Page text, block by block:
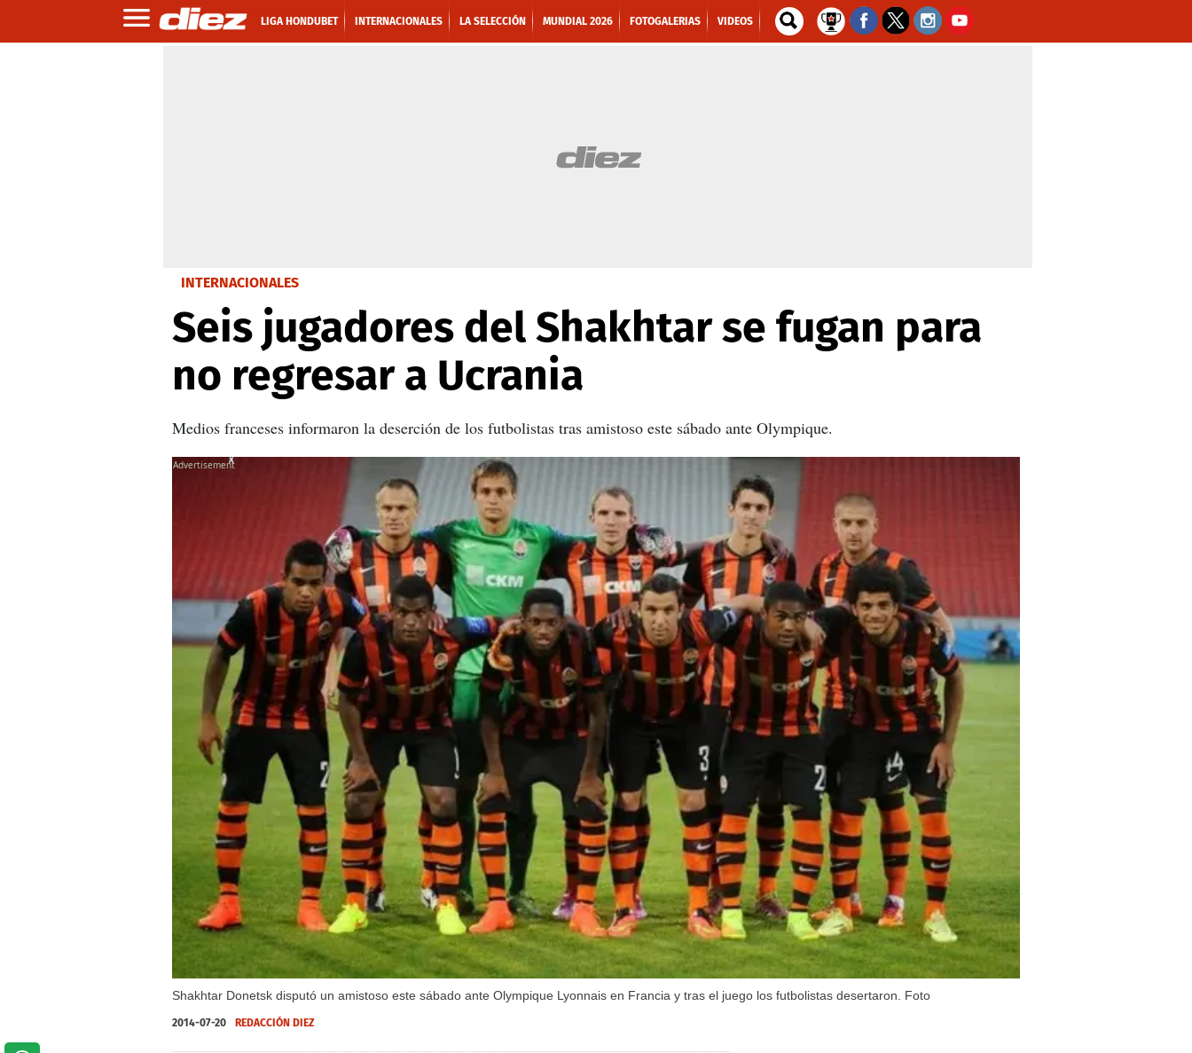
LIGA HONDUBET INTERNACIONALES LA SELECCIÓN MUNDIAL 2026 FOTOGALERIAS VIDEOS
INTERNACIONALES
Seis jugadores del Shakhtar se fugan para
no regresar a Ucrania
Medios franceses informaron la deserción de los futbolistas tras amistoso este sábado ante Olympique.
Shakhtar Donetsk disputó un amistoso este sábado ante Olympique Lyonnais en Francia y tras el juego los futbolistas desertaron. Foto
X
2014-07-20 REDACCIÓN DIEZ